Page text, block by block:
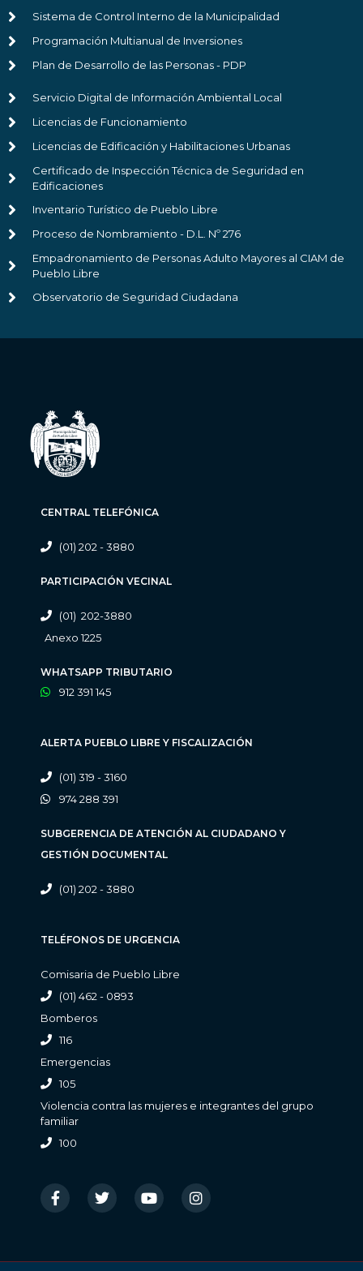
Sistema de Control Interno de la Municipalidad
Programación Multianual de Inversiones
Plan de Desarrollo de las Personas - PDP
Servicio Digital de Información Ambiental Local
Licencias de Funcionamiento
Licencias de Edificación y Habilitaciones Urbanas
Certificado de Inspección Técnica de Seguridad en
Edificaciones
Inventario Turístico de Pueblo Libre
Proceso de Nombramiento - D.L. Nº 276
Empadronamiento de Personas Adulto Mayores al CIAM de
Pueblo Libre
Observatorio de Seguridad Ciudadana
CENTRAL TELEFÓNICA
(01) 202 - 3880
PARTICIPACIÓN VECINAL
(01) 202-3880
Anexo 1225
WHATSAPP TRIBUTARIO
912 391 145
ALERTA PUEBLO LIBRE Y FISCALIZACIÓN
(01) 319 - 3160
974 288 391
SUBGERENCIA DE ATENCIÓN AL CIUDADANO Y
GESTIÓN DOCUMENTAL
(01) 202 - 3880
TELÉFONOS DE URGENCIA
Comisaria de Pueblo Libre
(01) 462 - 0893
Bomberos
116
Emergencias
105
Violencia contra las mujeres e integrantes del grupo
familiar
100